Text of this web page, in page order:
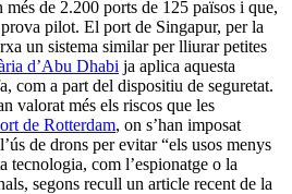
més de 2.200 ports de 125 països i que,
pilot. El port de Singapur, per la
un sistema similar per lliurar petites
d’Abu Dhabi ja aplica aquesta
com a part del dispositiu de seguretat.
valorat més els riscos que les
de Rotterdam, on s’han imposat
de drons per evitar “els usos menys
tecnologia, com l’espionatge o la
segons recull un article recent de la